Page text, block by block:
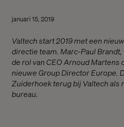
januari 15, 2019
Valtech start 2019 met een
directie team. Marc-Paul
de rol van CEO Arnoud Martens
nieuwe Group Director Europe.
Zuiderhoek terug bij Valtech als
bureau.